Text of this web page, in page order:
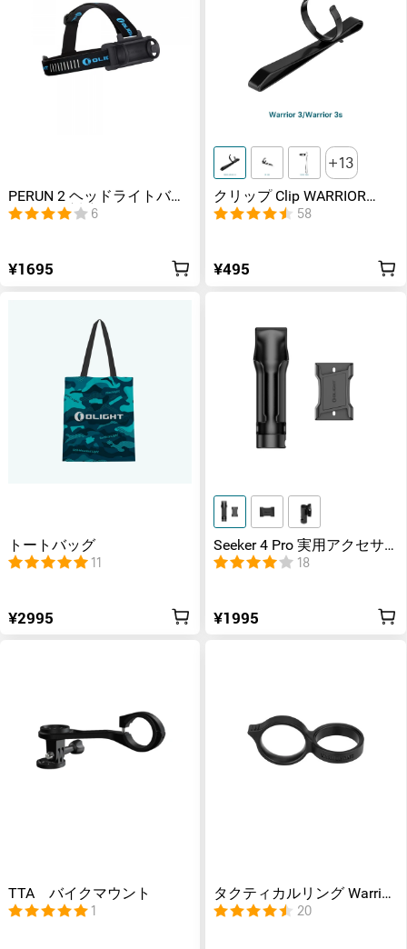
PERUN 2 ヘッドライトバン
ド Arkflex対応可能
6
¥1695
13
クリップ Clip WARRIOR
3S/Perun 3/WARRIOR Mini
2/i5T EOS/Baton 3/Seeker 4
Ultraなど対応
58
¥495
トートバッグ
11
¥2995
Seeker 4 Pro 実用アクセサ
リー
18
¥1995
TTA バイクマウント
1
タクティカルリング Warrior
X 4/Warrior X 3用
20